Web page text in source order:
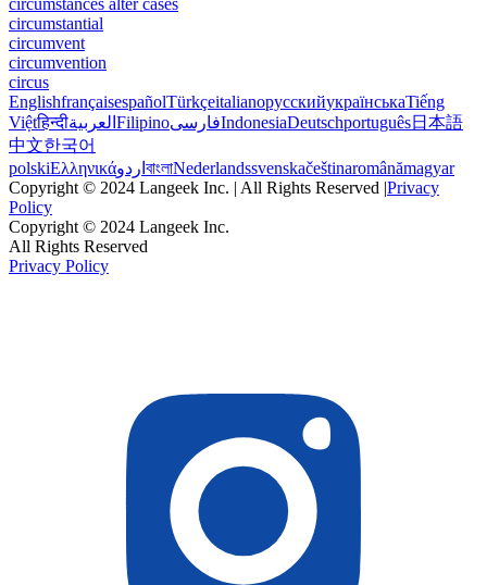
circumstances alter cases
circumstantial
circumvent
circumvention
circus
EnglishfrançaisespañolTürkçeitalianoрусскийукраїнськаTiếng
Việtहिन्दीالعربية FilipinoفارسیIndonesiaDeutschportuguês日本語
中文한국어
polskiΕλληνικάاردو বাংলাNederlandssvenskačeštinaromânămagyar
Copyright © 2024 Langeek Inc. | All Rights Reserved |Privacy
Policy
Copyright © 2024 Langeek Inc.
All Rights Reserved
Privacy Policy